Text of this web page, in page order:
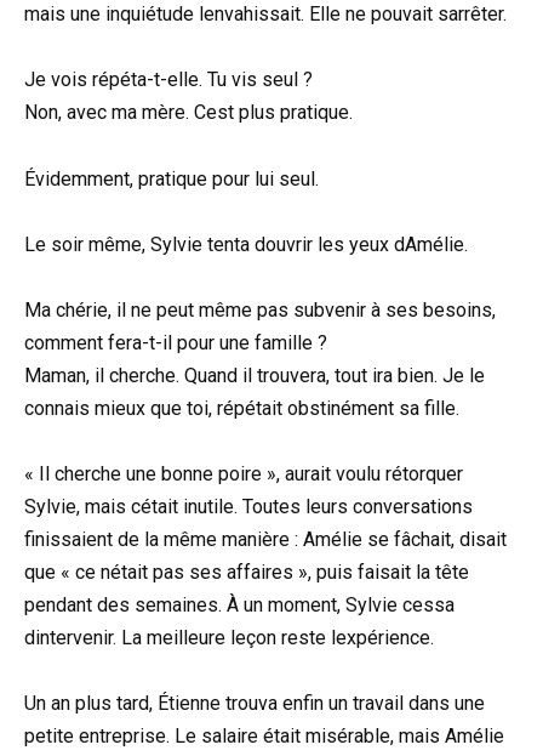
mais une inquiétude lenvahissait. Elle ne pouvait sarrêter.
Je vois répéta-t-elle. Tu vis seul ?
Non, avec ma mère. Cest plus pratique.
Évidemment, pratique pour lui seul.
Le soir même, Sylvie tenta douvrir les yeux dAmélie.
Ma chérie, il ne peut même pas subvenir à ses besoins,
comment fera-t-il pour une famille ?
Maman, il cherche. Quand il trouvera, tout ira bien. Je le
connais mieux que toi, répétait obstinément sa fille.
« Il cherche une bonne poire », aurait voulu rétorquer
Sylvie, mais cétait inutile. Toutes leurs conversations
finissaient de la même manière : Amélie se fâchait, disait
que « ce nétait pas ses affaires », puis faisait la tête
pendant des semaines. À un moment, Sylvie cessa
dintervenir. La meilleure leçon reste lexpérience.
Un an plus tard, Étienne trouva enfin un travail dans une
petite entreprise. Le salaire était misérable, mais Amélie